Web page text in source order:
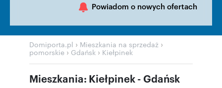
Powiadom o nowych ofertach
Domiporta.pl › Mieszkania na sprzedaż ›
pomorskie › Gdańsk › Kiełpinek
Mieszkania: Kiełpinek - Gdańsk